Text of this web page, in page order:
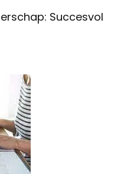
Succesvol